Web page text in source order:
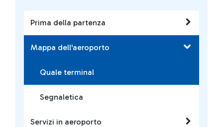
Prima della partenza
Mappa dell'aeroporto
Quale terminal
Segnaletica
Servizi in aeroporto